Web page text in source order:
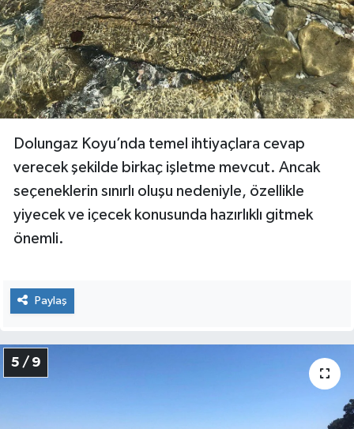
Dolungaz Koyu’nda temel ihtiyaçlara cevap
verecek şekilde birkaç işletme mevcut. Ancak
seçeneklerin sınırlı oluşu nedeniyle, özellikle
yiyecek ve içecek konusunda hazırlıklı gitmek
önemli.
Paylaş
5 / 9